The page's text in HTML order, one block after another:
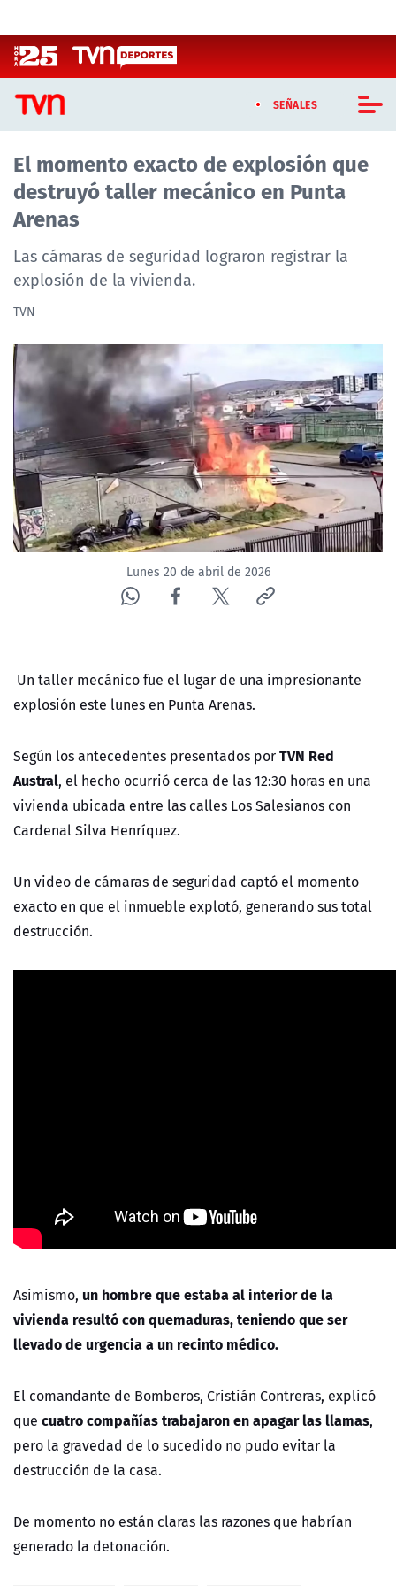
SEÑALES
CASTING MASTERCHEF CHILE
CASTING TVN VERTICAL
TVN VERTICAL
TVN PLAY
TELESERIES
NTV
ACTUALIDAD Y TENDENCIAS
CORPORATIVO Y TRANSPARENCIA
CANAL DE DENUNCIAS
ÁREA DE PROYECTOS
El momento exacto de explosión que
destruyó taller mecánico en Punta
Arenas
Las cámaras de seguridad lograron registrar la
explosión de la vivienda.
TVN
Lunes 20 de abril de 2026
Un taller mecánico fue el lugar de una impresionante
explosión este lunes en Punta Arenas.
Según los antecedentes presentados porTVN Red
Austral, el hecho ocurrió cerca de las 12:30 horas en una
vivienda ubicada entre las calles Los Salesianos con
Cardenal Silva Henríquez.
Un video de cámaras de seguridad captó el momento
exacto en que el inmueble explotó, generando sus total
destrucción.
Asimismo, un hombre que estaba al interior de la
vivienda resultó con quemaduras, teniendo que ser
llevado de urgencia a un recinto médico.
El comandante de Bomberos, Cristián Contreras, explicó
que cuatro compañías trabajaron en apagar las llamas,
pero la gravedad de lo sucedido no pudo evitar la
destrucción de la casa.
De momento no están claras las razones que habrían
generado la detonación.